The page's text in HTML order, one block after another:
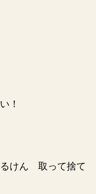
！
けん 取って捨て